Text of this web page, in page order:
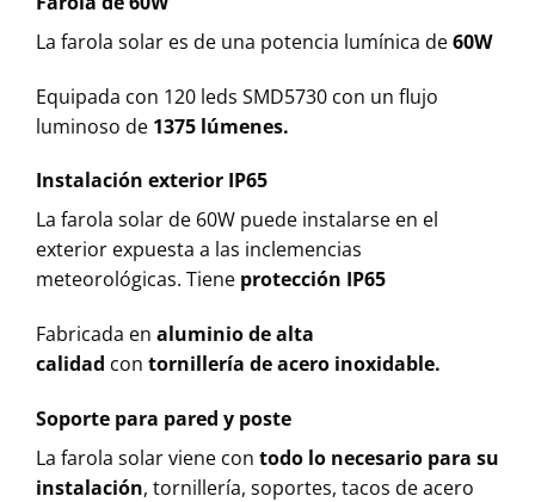
La farola solar es de una potencia lumínica de60W
Equipada con 120 leds SMD5730 con un flujo
luminoso de 1375 lúmenes.
Instalación exterior IP65
La farola solar de 60W puede instalarse en el
exterior expuesta a las inclemencias
meteorológicas. Tiene protección IP65
Fabricada en aluminio de alta
calidad con tornillería de acero inoxidable.
Soporte para pared y poste
La farola solar viene con todo lo necesario para su
instalación, tornillería, soportes, tacos de acero